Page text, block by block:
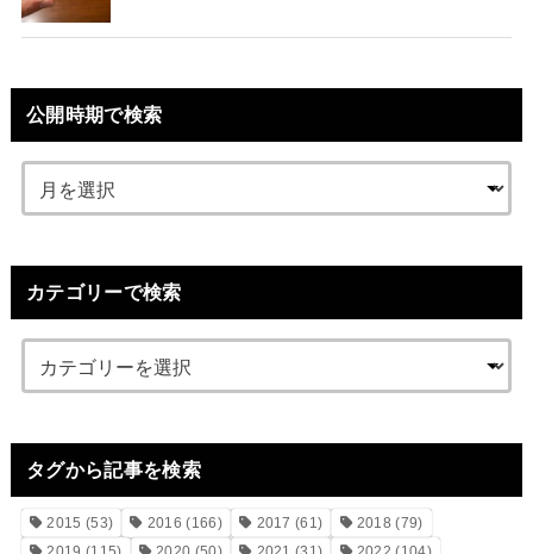
公開時期で検索
カテゴリーで検索
タグから記事を検索
2015 (53) 2016 (166) 2017 (61) 2018 (79)